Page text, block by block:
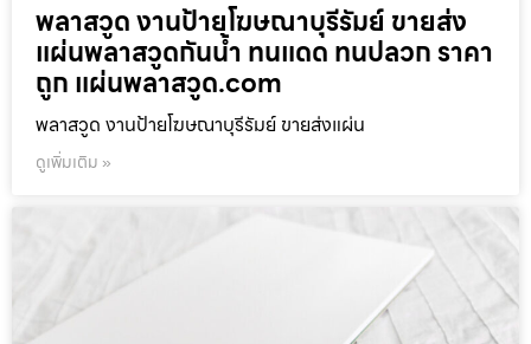
พลาสวูด งานป้ายโฆษณาบุรีรัมย์ ขายส่ง
แผ่นพลาสวูดกันน้ำ ทนแดด ทนปลวก ราคา
ถูก แผ่นพลาสวูด.com
พลาสวูด งานป้ายโฆษณาบุรีรัมย์ ขายส่งแผ่น
ดูเพิ่มเติม »